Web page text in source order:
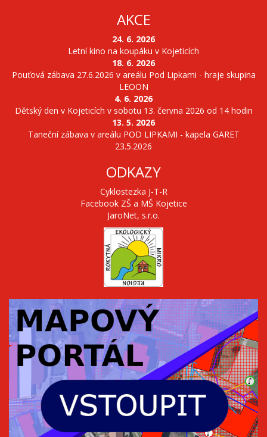
AKCE
24. 6. 2026
Letní kino na koupáku v Kojeticích
18. 6. 2026
Pouťová zábava 27.6.2026 v areálu Pod Lipkami - hraje skupina
LEOON
4. 6. 2026
Dětský den v Kojeticích v sobotu 13. června 2026 od 14 hodin
13. 5. 2026
Taneční zábava v areálu POD LIPKAMI - kapela GARET
23.5.2026
ODKAZY
Cyklostezka J-T-R
Facebook ZŠ a MŠ Kojetice
JaroNet, s.r.o.